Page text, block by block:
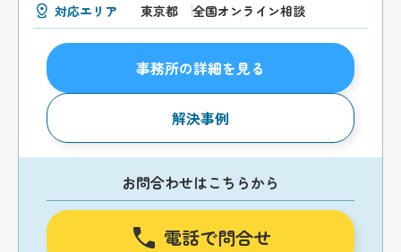
対応エリア 東京都 全国オンライン相談
事務所の詳細を見る
解決事例
お問合わせはこちらから
電話で問合せ